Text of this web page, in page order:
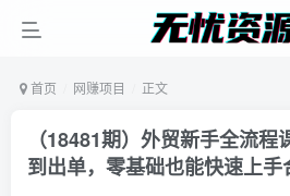
首页 网赚项目 正文
（18481期）外贸新手全流
到出单，零基础也能快速上手